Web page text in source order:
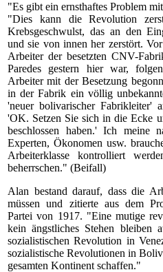
"Es gibt ein ernsthaftes Problem
"Dies kann die Revolution
Krebsgeschwulst, das an den
und sie von innen her zerstört.
Arbeiter der besetzten CNV-
Paredes gestern hier war,
Arbeiter mit der Besetzung
in der Fabrik ein völlig
'neuer bolivarischer Fabrikleiter'
'OK. Setzen Sie sich in die Ecke
beschlossen haben.' Ich meine
Experten, Ökonomen usw.
Arbeiterklasse kontrolliert
beherrschen." (Beifall)
Alan bestand darauf, dass die
müssen und zitierte aus dem
Partei von 1917. "Eine mutige
kein ängstliches Stehen bleiben
sozialistischen Revolution in
sozialistische Revolutionen in
gesamten Kontinent schaffen."